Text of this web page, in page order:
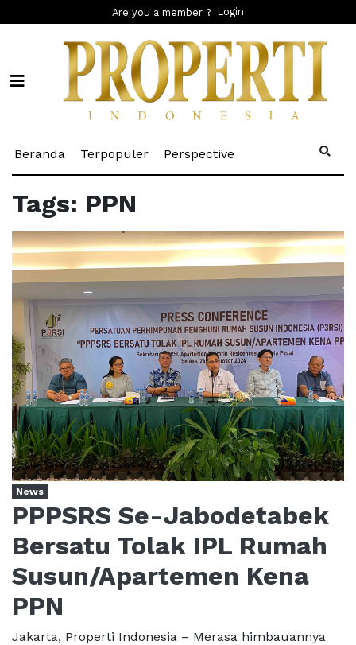
Are you a member ? Login
Beranda (current)
Terpopuler(current)
Perspective
Tags: PPN
News
PPPSRS Se-Jabodetabek
Bersatu Tolak IPL Rumah
Susun/Apartemen Kena
PPN
Jakarta, Properti Indonesia – Merasa himbauannya